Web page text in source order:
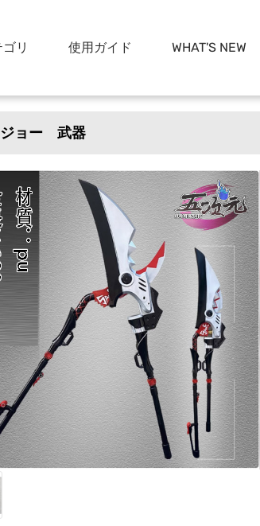
リ 使用ガイド WHAT'S NEW
ョー 武器